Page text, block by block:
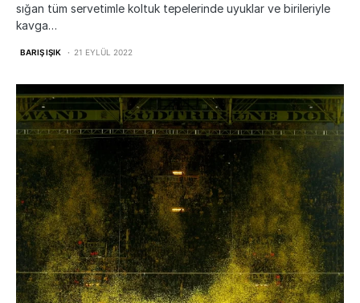
sığan tüm servetimle koltuk tepelerinde uyuklar ve birileriyle
kavga…
BARIŞ IŞIK 21 EYLÜL 2022